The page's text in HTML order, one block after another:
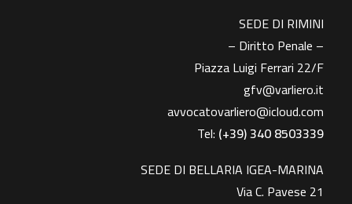
SEDE DI RIMINI
– Diritto Penale –
Piazza Luigi Ferrari 22/F
gfv@varliero.it
avvocatovarliero@icloud.com
Tel: (+39) 340 8503339
SEDE DI BELLARIA IGEA-MARINA
Via C. Pavese 21